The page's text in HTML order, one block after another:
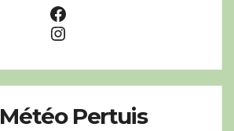
Facebook
Instagram
Météo Pertuis